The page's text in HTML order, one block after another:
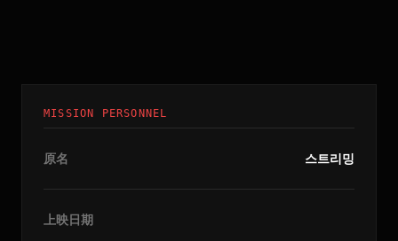
MISSION PERSONNEL
原名 스트리밍
上映日期